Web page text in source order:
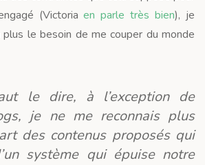
(Victoriaen parle très bien), je
le besoin de me couper du monde
le dire, à l’exception de
je ne me reconnais plus
des contenus proposés qui
système qui épuise notre